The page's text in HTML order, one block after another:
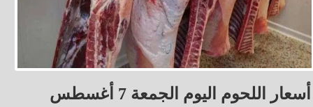
أسعار اللحوم اليوم الجمعة 7 أغسطس